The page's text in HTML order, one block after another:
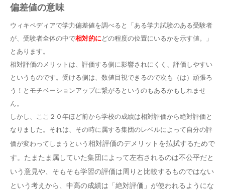
偏差値の意味
ウィキペディアで学力偏差値を調べると「ある学力試験のある受験者
が、受験者全体の中で相対的にどの程度の位置にいるかを示す値。」
とあります。
相対評価のメリットは、評価する側に影響されにくく、評価しやすい
というものです。受ける側は、数値目視できるので次も（は）頑張ろ
う！とモチベーションアップに繋がるというのもあるかもしれませ
ん。
しかし、ここ２０年ほど前から学校の成績は相対評価から絶対評価と
なりました。それは、その時に属する集団のレベルによって自分の評
価が変わってしまうという 相対評価のデメリットを払拭するためで
す。たまたま属していた集団によって左右されるのは不公平だと
いう意見や、そもそも学習の評価は周りと比較するものではない
という考えから、中高の成績は「絶対評価」が使われるようにな